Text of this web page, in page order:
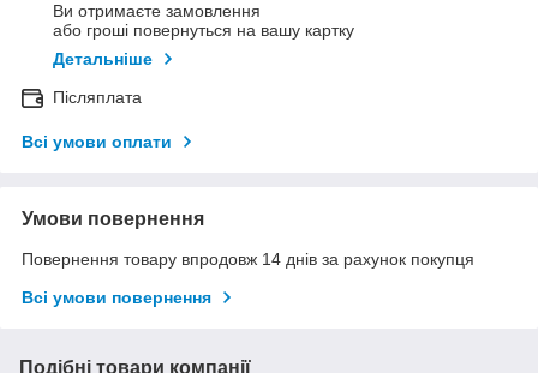
Ви отримаєте замовлення
або гроші повернуться на вашу картку
Детальніше
Післяплата
Всі умови оплати
Умови повернення
Повернення товару впродовж 14 днів за рахунок покупця
Всі умови повернення
Подібні товари компанії